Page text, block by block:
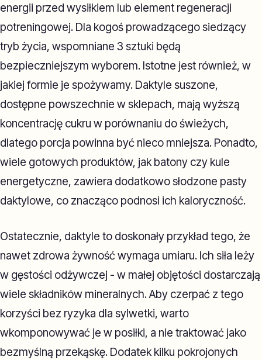
energii przed wysiłkiem lub element regeneracji
potreningowej. Dla kogoś prowadzącego siedzący
tryb życia, wspomniane 3 sztuki będą
bezpieczniejszym wyborem. Istotne jest również, w
jakiej formie je spożywamy. Daktyle suszone,
dostępne powszechnie w sklepach, mają wyższą
koncentrację cukru w porównaniu do świeżych,
dlatego porcja powinna być nieco mniejsza. Ponadto,
wiele gotowych produktów, jak batony czy kule
energetyczne, zawiera dodatkowo słodzone pasty
daktylowe, co znacząco podnosi ich kaloryczność.
Ostatecznie, daktyle to doskonały przykład tego, że
nawet zdrowa żywność wymaga umiaru. Ich siła leży
w gęstości odżywczej - w małej objętości dostarczają
wiele składników mineralnych. Aby czerpać z tego
korzyści bez ryzyka dla sylwetki, warto
wkomponowywać je w posiłki, a nie traktować jako
bezmyślną przekąskę. Dodatek kilku pokrojonych